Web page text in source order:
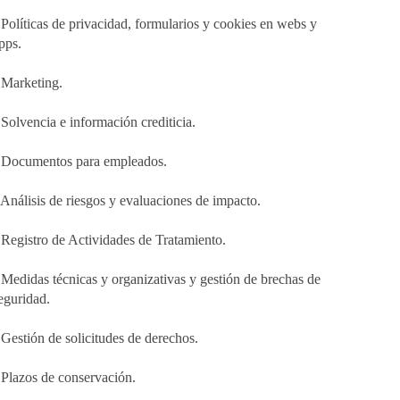
Políticas de privacidad, formularios y cookies en webs y
Marketing.
Solvencia e información crediticia.
Documentos para empleados.
Análisis de riesgos y evaluaciones de impacto.
Registro de Actividades de Tratamiento.
Medidas técnicas y organizativas y gestión de brechas de
Gestión de solicitudes de derechos.
Plazos de conservación.